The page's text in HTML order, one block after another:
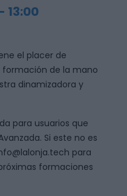
13:00
el placer de
de la mano
dinamizadora y
para usuarios que
Si este no es
para
formaciones